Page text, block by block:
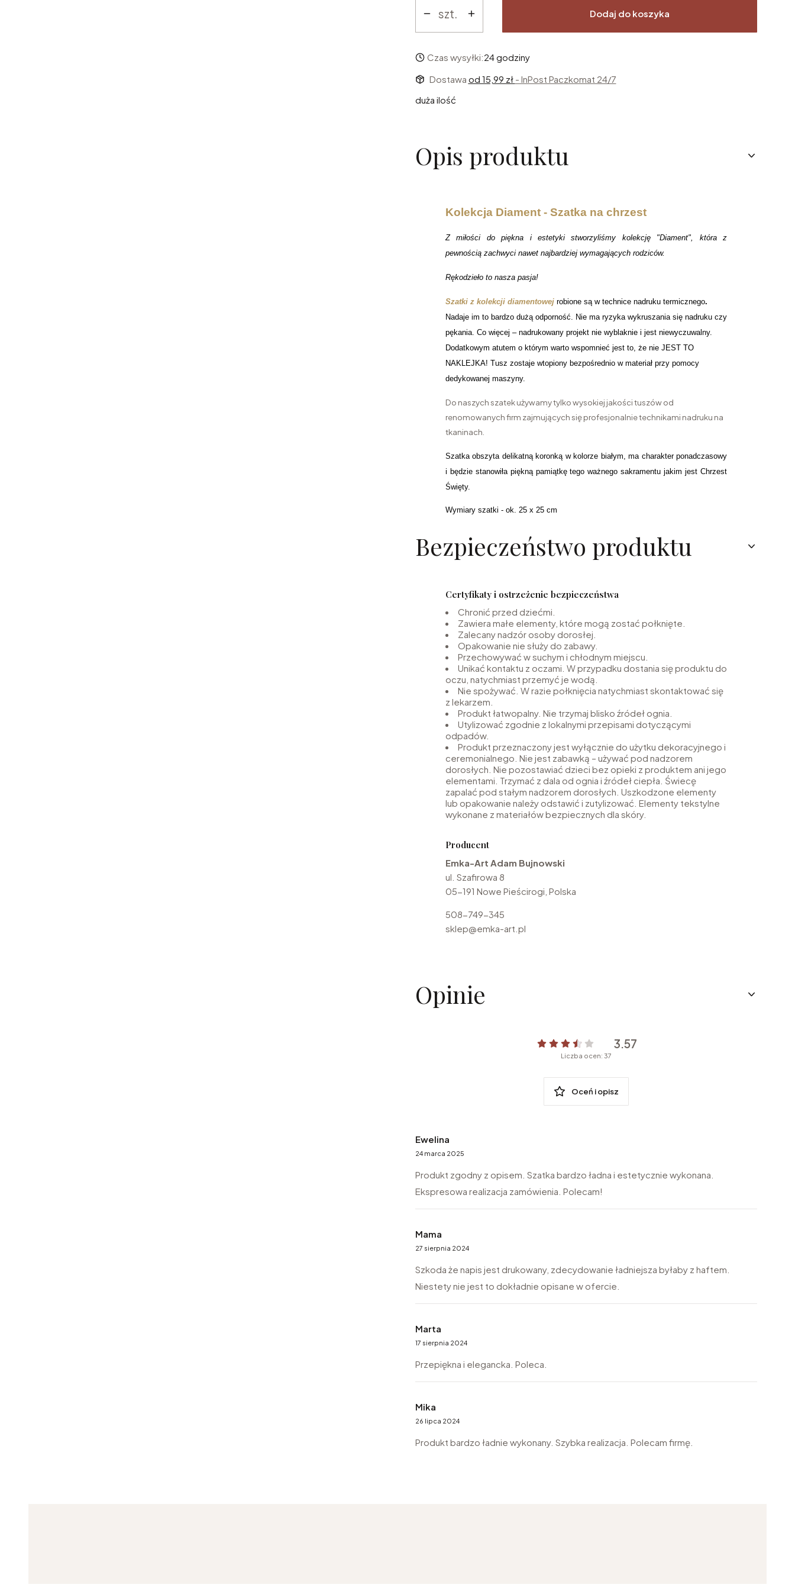
szt. Dodaj do koszyka
Czas wysyłki:24 godziny
Dostawa od 15,99 zł - InPost Paczkomat 24/7
duża ilość
Opis produktu
Kolekcja Diament - Szatka na chrzest
Z miłości do piękna i estetyki stworzyliśmy kolekcję "Diament", która z
pewnością zachwyci nawet najbardziej wymagających rodziców.
Rękodzieło to nasza pasja!
Szatki z kolekcji diamentowej robione są w technice nadruku termicznego.
Nadaje im to bardzo dużą odporność. Nie ma ryzyka wykruszania się nadruku czy
pękania. Co więcej – nadrukowany projekt nie wyblaknie i jest niewyczuwalny.
Dodatkowym atutem o którym warto wspomnieć jest to, że nie JEST TO
NAKLEJKA! Tusz zostaje wtopiony bezpośrednio w materiał przy pomocy
dedykowanej maszyny.
Do naszych szatek używamy tylko wysokiej jakości tuszów od
renomowanych firm zajmujących się profesjonalnie technikami nadruku na
tkaninach.
Szatka obszyta delikatną koronką w kolorze białym, ma charakter ponadczasowy
i będzie stanowiła piękną pamiątkę tego ważnego sakramentu jakim jest Chrzest
Święty.
Wymiary szatki - ok. 25 x 25 cm
Bezpieczeństwo produktu
Certyfikaty i ostrzeżenie bezpieczeństwa
Chronić przed dziećmi.
Zawiera małe elementy, które mogą zostać połknięte.
Zalecany nadzór osoby dorosłej.
Opakowanie nie służy do zabawy.
Przechowywać w suchym i chłodnym miejscu.
Unikać kontaktu z oczami. W przypadku dostania się produktu do
oczu, natychmiast przemyć je wodą.
Nie spożywać. W razie połknięcia natychmiast skontaktować się
z lekarzem.
Produkt łatwopalny. Nie trzymaj blisko źródeł ognia.
Utylizować zgodnie z lokalnymi przepisami dotyczącymi
odpadów.
Produkt przeznaczony jest wyłącznie do użytku dekoracyjnego i
ceremonialnego. Nie jest zabawką – używać pod nadzorem
dorosłych. Nie pozostawiać dzieci bez opieki z produktem ani jego
elementami. Trzymać z dala od ognia i źródeł ciepła. Świecę
zapalać pod stałym nadzorem dorosłych. Uszkodzone elementy
lub opakowanie należy odstawić i zutylizować. Elementy tekstylne
wykonane z materiałów bezpiecznych dla skóry.
Producent
Emka-Art Adam Bujnowski
ul. Szafirowa 8
05-191 Nowe Pieścirogi, Polska
508-749-345
sklep@emka-art.pl
Opinie
3.57
Liczba ocen: 37
Oceń i opisz
Ewelina
24 marca 2025
Produkt zgodny z opisem. Szatka bardzo ładna i estetycznie wykonana.
Ekspresowa realizacja zamówienia. Polecam!
Mama
27 sierpnia 2024
Szkoda że napis jest drukowany, zdecydowanie ładniejsza byłaby z haftem.
Niestety nie jest to dokładnie opisane w ofercie.
Marta
17 sierpnia 2024
Przepiękna i elegancka. Poleca.
Mika
26 lipca 2024
Produkt bardzo ładnie wykonany. Szybka realizacja. Polecam firmę.